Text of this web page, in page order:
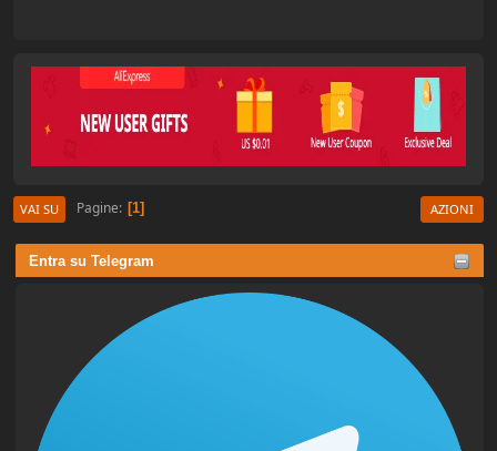
Entra su Telegram
VAI SU Pagine 1 AZIONI